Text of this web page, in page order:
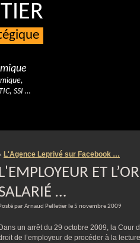
SSI …
L'Agence Leprivé sur Facebook …
ET
…
par Arnaud Pelletier le 5 novembre 2009
Dans un arrêt du 29 octobre 2009, la Cour
de l’employeur de procéder à la